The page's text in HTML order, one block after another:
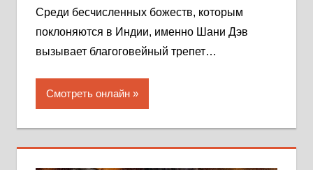
Среди бесчисленных божеств, которым
поклоняются в Индии, именно Шани Дэв
вызывает благоговейный трепет…
Смотреть онлайн